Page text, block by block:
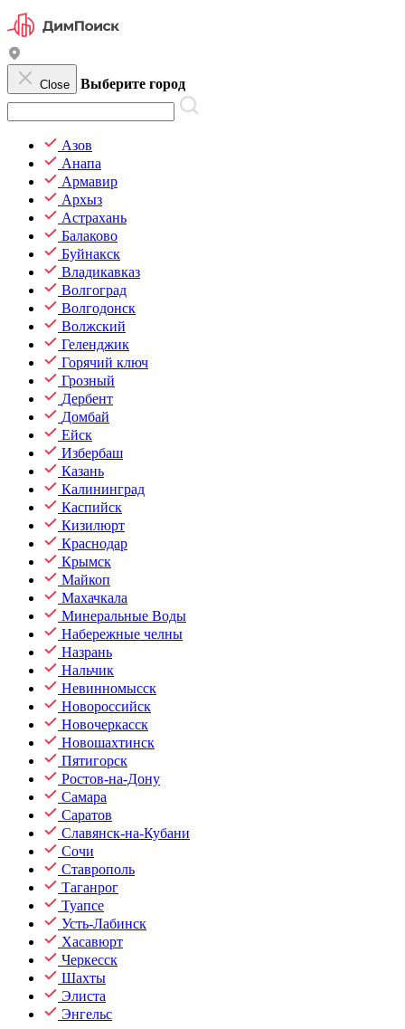
Close Выберите город
Азов
Анапа
Армавир
Архыз
Астрахань
Балаково
Буйнакск
Владикавказ
Волгоград
Волгодонск
Волжский
Геленджик
Горячий ключ
Грозный
Дербент
Домбай
Ейск
Избербаш
Казань
Калининград
Каспийск
Кизилюрт
Краснодар
Крымск
Майкоп
Махачкала
Минеральные Воды
Набережные челны
Назрань
Нальчик
Невинномысск
Новороссийск
Новочеркасск
Новошахтинск
Пятигорск
Ростов-на-Дону
Самара
Саратов
Славянск-на-Кубани
Сочи
Ставрополь
Таганрог
Туапсе
Усть-Лабинск
Хасавюрт
Черкесск
Шахты
Элиста
Энгельс